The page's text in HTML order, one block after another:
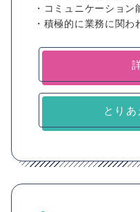
・コミュニケーション
・積極的に業務に関わ
とり